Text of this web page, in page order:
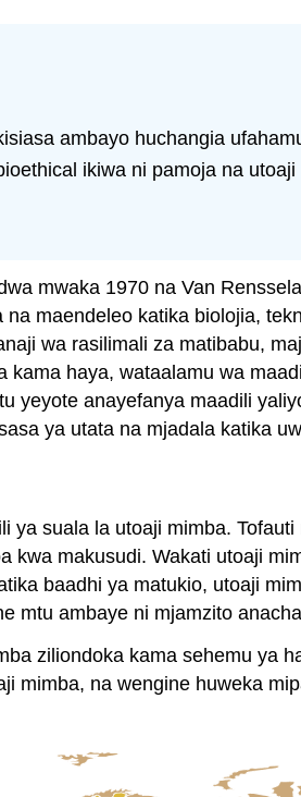
ambayo huchangia
ikiwa ni pamoja na
mwaka 1970 na Van
maendeleo katika biolojia,
wa rasilimali za matibabu,
haya, wataalamu wa
yeyote anayefanya maadili
ya utata na mjadala katika
suala la utoaji mimba.
kwa makusudi. Wakati utoaji
baadhi ya matukio, utoaji
mtu ambaye ni mjamzito
ziliondoka kama sehemu ya
mimba, na wengine huweka